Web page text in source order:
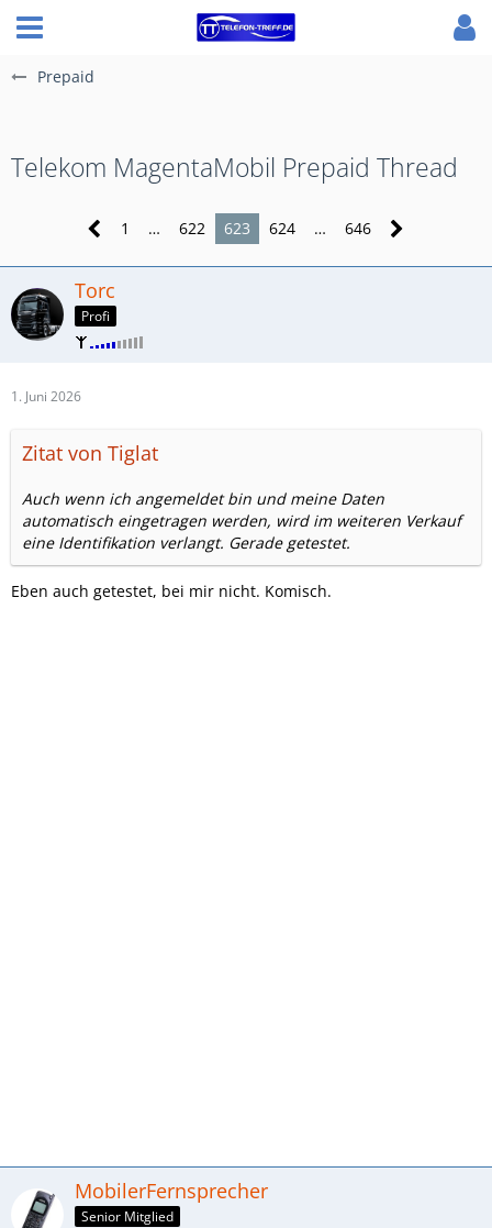
Prepaid
Telekom MagentaMobil Prepaid Thread
1 … 622 623 624 … 646
Torc
Profi
1. Juni 2026
Zitat von Tiglat
Auch wenn ich angemeldet bin und meine Daten
automatisch eingetragen werden, wird im weiteren Verkauf
eine Identifikation verlangt. Gerade getestet.
Eben auch getestet, bei mir nicht. Komisch.
MobilerFernsprecher
Senior Mitglied